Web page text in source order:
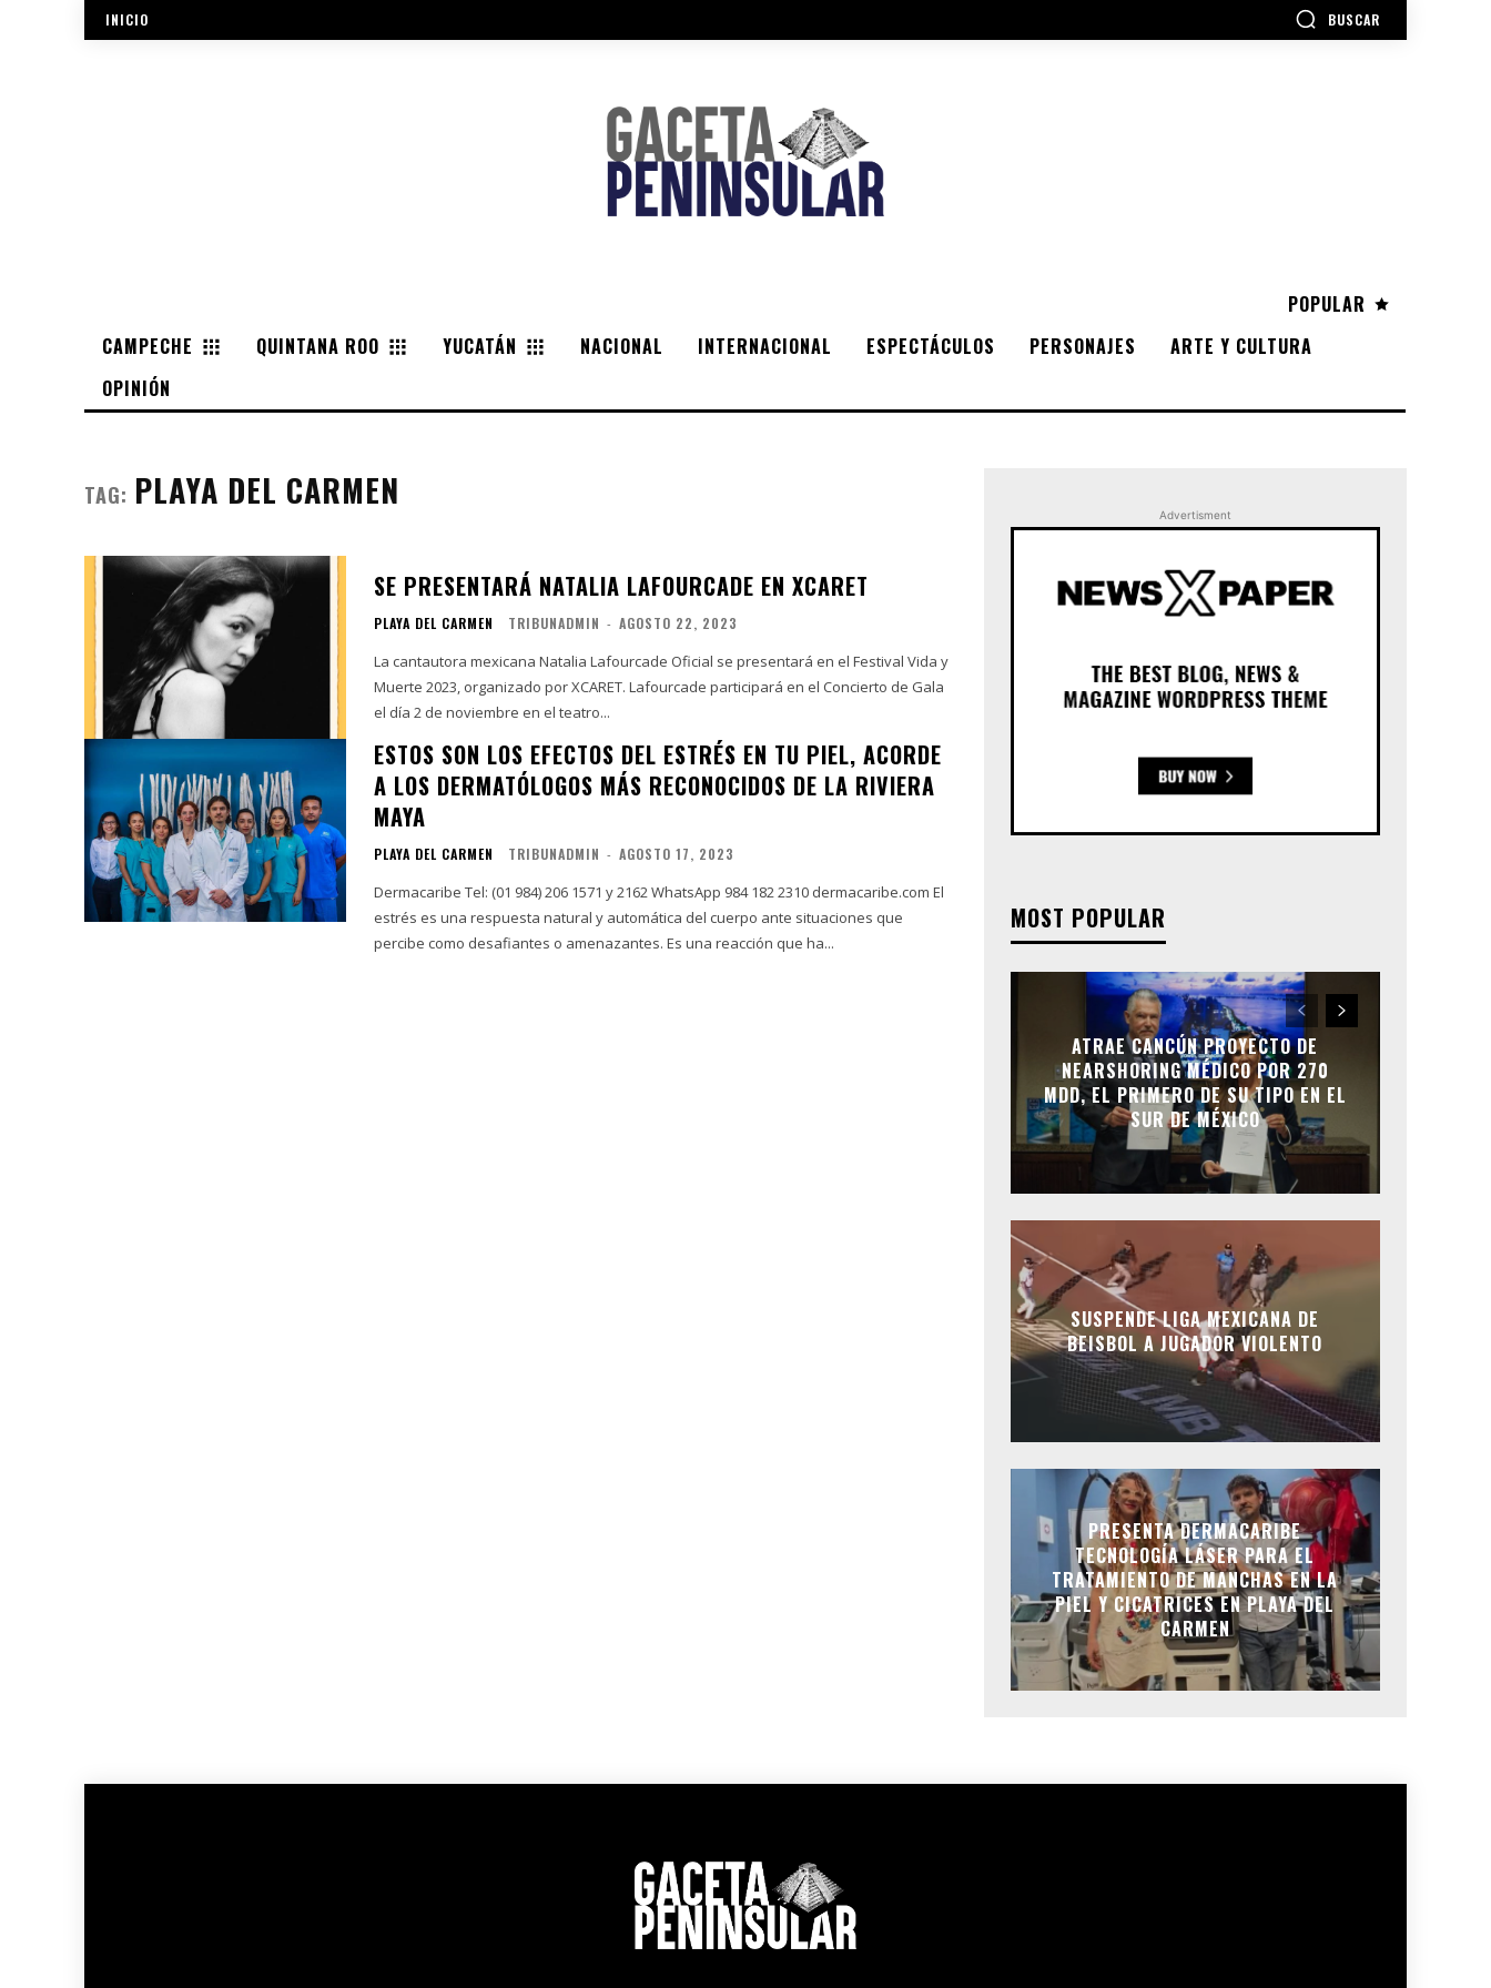
INICIO BUSCAR
POPULAR
CAMPECHE
QUINTANA ROO YUCATÁN NACIONAL INTERNACIONAL ESPECTÁCULOS PERSONAJES
ARTE Y CULTURA
OPINIÓN
TAG: PLAYA DEL CARMEN
SE PRESENTARÁ NATALIA LAFOURCADE EN XCARET
PLAYA DEL CARMEN TRIBUNADMIN - AGOSTO 22, 2023
La cantautora mexicana Natalia Lafourcade Oficial se presentará en el Festival Vida y
Muerte 2023, organizado por XCARET. Lafourcade participará en el Concierto de Gala
el día 2 de noviembre en el teatro...
ESTOS SON LOS EFECTOS DEL ESTRÉS EN TU PIEL, ACORDE
A LOS DERMATÓLOGOS MÁS RECONOCIDOS DE LA RIVIERA
MAYA
PLAYA DEL CARMEN TRIBUNADMIN - AGOSTO 17, 2023
Dermacaribe Tel: (01 984) 206 1571 y 2162 WhatsApp 984 182 2310 dermacaribe.com El
estrés es una respuesta natural y automática del cuerpo ante situaciones que
percibe como desafiantes o amenazantes. Es una reacción que ha...
Advertisment
MOST POPULAR
ATRAE CANCÚN PROYECTO DE
NEARSHORING MÉDICO POR 270
MDD, EL PRIMERO DE SU TIPO EN EL
SUR DE MÉXICO
SUSPENDE LIGA MEXICANA DE
BEISBOL A JUGADOR VIOLENTO
PRESENTA DERMACARIBE
TECNOLOGÍA LÁSER PARA EL
TRATAMIENTO DE MANCHAS EN LA
PIEL Y CICATRICES EN PLAYA DEL
CARMEN